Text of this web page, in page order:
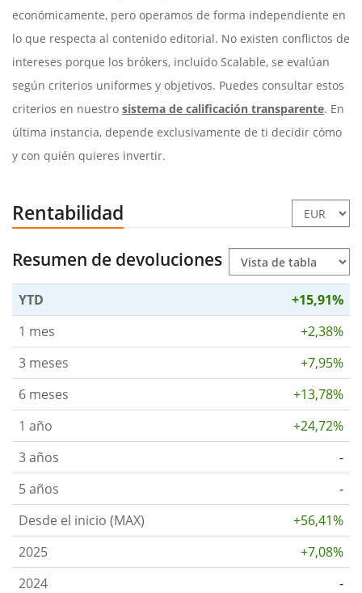
económicamente, pero operamos de forma independiente en
lo que respecta al contenido editorial. No existen conflictos de
intereses porque los brókers, incluido Scalable, se evalúan
según criterios uniformes y objetivos. Puedes consultar estos
criterios en nuestro sistema de calificación transparente. En
última instancia, depende exclusivamente de ti decidir cómo
y con quién quieres invertir.
Rentabilidad
Resumen de devoluciones
YTD
+15,91%
1 mes
+2,38%
3 meses
+7,95%
6 meses
+13,78%
1 año
+24,72%
3 años
-
5 años
-
Desde el inicio (MAX)
+56,41%
2025
+7,08%
2024
-